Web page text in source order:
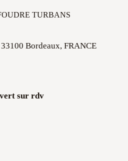
TURBANS
Bordeaux, FRANCE
sur rdv